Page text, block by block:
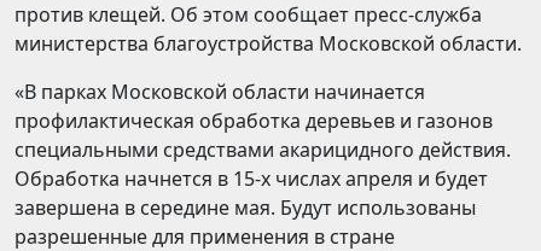
против клещей. Об этом сообщает пресс-служба
министерства благоустройства Московской области.
«В парках Московской области начинается
профилактическая обработка деревьев и газонов
специальными средствами акарицидного действия.
Обработка начнется в 15-х числах апреля и будет
завершена в середине мая. Будут использованы
разрешенные для применения в стране